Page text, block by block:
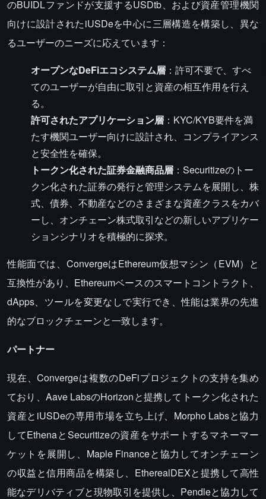
のBUIDLファンドが支援するUSDtb、および資産管理機関
向けに設計されたiUSDeを中心に三層構造を構築し、異な
るユーザーのニーズに応えています：
オープンなDeFiエコシステム層 ：許可不要で、すべ
てのユーザーが自由に取引と資産の相互作用を行え
る。
許可されたアプリケーション層 ：KYC/KYB要件を満
たす機関ユーザー向けに設計され、コンプライアンス
と安全性を確保。
トークン化された証券金融商品層 ：Securitizeのトー
クン化された証券の発行と管理システムを展開し、株
式、債券、不動産などのさまざまな資産クラスをカバ
ーし、オンチェーン株式取引などの新しいアプリケー
ションシナリオを積極的に探求。
性能面では、ConvergeはEthereum仮想マシン（EVM）と
互換性があり、Ethereumベースのスマートコントラクト、
dApps、ツールを変更なしで実行でき、性能は業界の先進
的なブロックチェーンと一致します。
パートナー
現在、Convergeは複数のDeFiプロジェクトの支持を集め
ており、Aave LabsのHorizonと提携してトークン化された
資産とiUSDeの専用市場を立ち上げ、Morpho Labsと協力
してEthenaとSecuritizeの資産をサポートするマネーマー
ケットを展開し、Maple Financeと協力してオンチェーン
の収益と信用商品を構築し、EtherealDEXと提携して高性
能なデリバティブと現物取引を提供し、Pendleと協力して